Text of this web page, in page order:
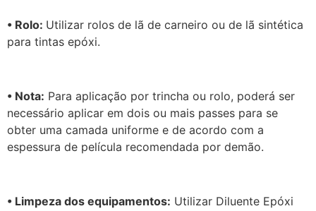
• Rolo: Utilizar rolos de lã de carneiro ou de lã sintética
para tintas epóxi.
• Nota: Para aplicação por trincha ou rolo, poderá ser
necessário aplicar em dois ou mais passes para se
obter uma camada uniforme e de acordo com a
espessura de película recomendada por demão.
• Limpeza dos equipamentos: Utilizar Diluente Epóxi